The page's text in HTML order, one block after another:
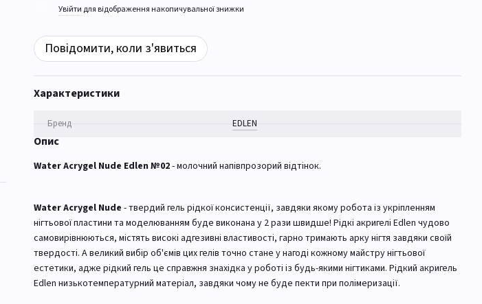
Увійти для відображення накопичувальної знижки
Повідомити, коли з'явиться
Характеристики
Бренд EDLEN
Опис
Water Acrygel Nude Edlen №02- молочний напівпрозорий відтінок.
Water Acrygel Nude - твердий гель рідкої консистенції, завдяки якому робота із укріпленням
нігтьової пластини та моделюванням буде виконана у 2 рази швидше! Рідкі акригелі Edlen чудово
самовирівнюються, містять високі адгезивні властивості, гарно тримають арку нігтя завдяки своїй
твердості. А великий вибір об'ємів цих гелів точно стане у нагоді кожному майстру нігтьової
естетики, адже рідкий гель це справжня знахідка у роботі із будь-якими нігтиками. Рідкий акригель
Edlen низькотемпературний матеріал, завдяки чому не буде пекти при полімеризації.